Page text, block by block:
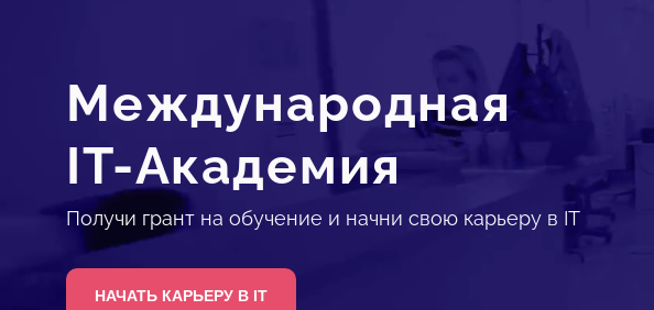
Международная
IT-Академия
Получи грант на обучение и начни свою карьеру в IT
НАЧАТЬ КАРЬЕРУ В IT